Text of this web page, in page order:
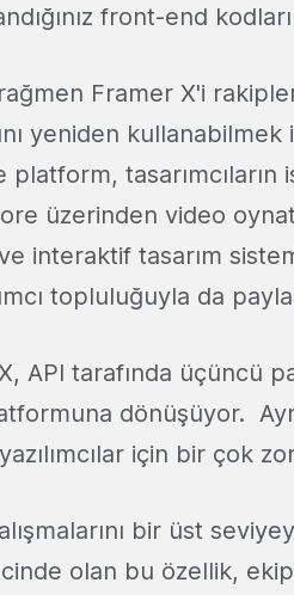
front-end
Framer X'i
yeniden
tasarımcıların
üzerinden video
interaktif tasarım
topluluğuyla da
X, API tarafında üçüncü
dönüşüyor.
için bir çok
bir üst
olan bu özellik,